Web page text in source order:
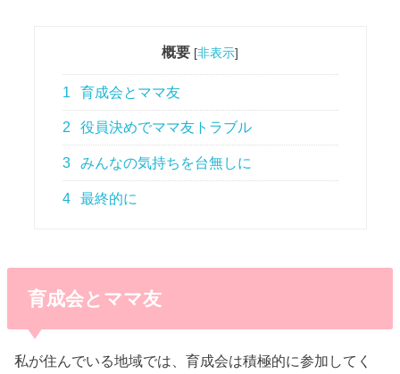
概要 [非表示]
1 育成会とママ友
2 役員決めでママ友トラブル
3 みんなの気持ちを台無しに
4 最終的に
育成会とママ友
私が住んでいる地域では、育成会は積極的に参加してく